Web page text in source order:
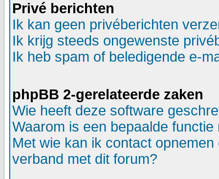
Privé berichten
Ik kan geen privéberichten
Ik krijg steeds ongewenste
Ik heb spam of beledigende e-
phpBB 2-gerelateerde zaken
Wie heeft deze software
Waarom is een bepaalde
Met wie kan ik contact
verband met dit forum?